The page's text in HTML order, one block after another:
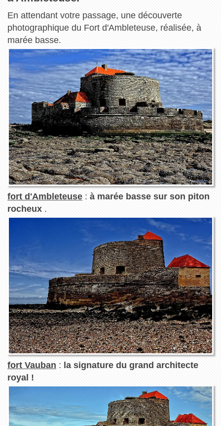
En attendant votre passage, une découverte
photographique du Fort d'Ambleteuse, réalisée, à
marée basse.
fort d'Ambleteuse: à marée basse sur son piton
rocheux.
fort Vauban : la signature du grand architecte
royal !